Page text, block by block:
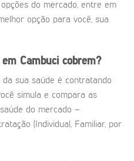
do mercado, entre em
opção para você, sua
em Cambuci cobrem?
sua saúde é contratando
simula e compara as
do mercado –
(Individual, Familiar, por